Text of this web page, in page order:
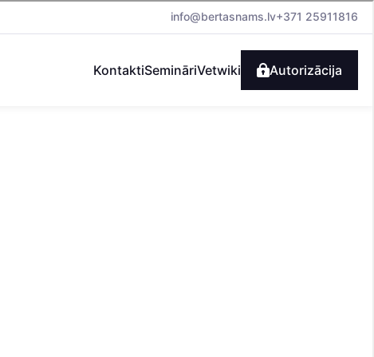
info@bertasnams.lv+371 25911816
KontaktiSemināriVetwiki Autorizācija